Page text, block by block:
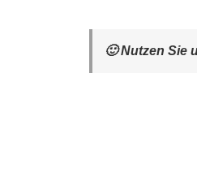
🙂 Nutzen Sie